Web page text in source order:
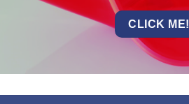
CLICK ME!